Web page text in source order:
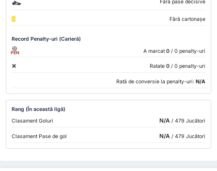
Fără pase decisive
Fără cartonașe
Record Penalty-uri (Carieră)
PEN A marcat 0 / 0 penalty-uri
Ratate 0 / 0 penalty-uri
Rată de conversie la penalty-uri: N/A
Rang (În această ligă)
Clasament Goluri
N/A / 479 Jucători
Clasament Pase de gol N/A / 479 Jucători